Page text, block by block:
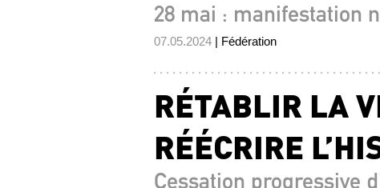
28 mai : manifestation
07.05.2024 | Fédération
RÉTABLIR LA
RÉÉCRIRE
Cessation progressive